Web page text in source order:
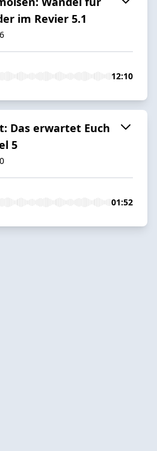
im Revier 5.1
12:10
Das erwartet Euch
5
01:52